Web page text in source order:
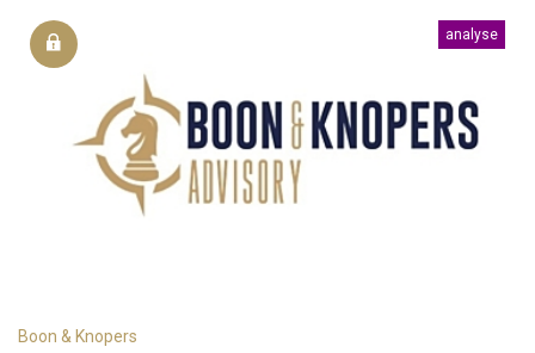
analyse
Boon & Knopers